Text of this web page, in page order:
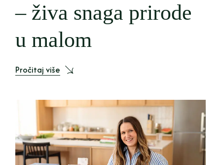
– živa snaga prirode
u malom
Pročitaj više